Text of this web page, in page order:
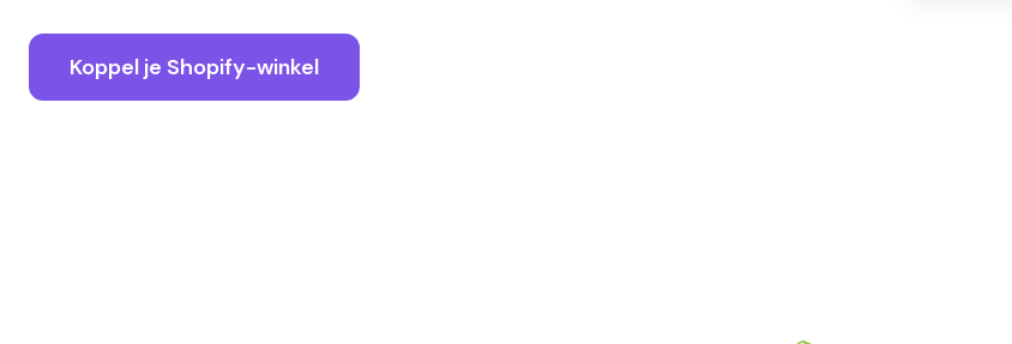
Koppel je Shopify-winkel